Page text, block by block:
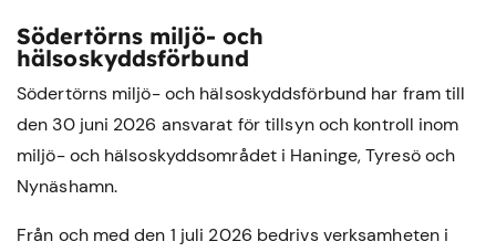
Södertörns miljö- och
hälsoskyddsförbund
Södertörns miljö- och hälsoskyddsförbund har fram till
den 30 juni 2026 ansvarat för tillsyn och kontroll inom
miljö- och hälsoskyddsområdet i Haninge,Tyresöoch
Nynäshamn.
Från och med den 1 juli 2026 bedrivs verksamheten i